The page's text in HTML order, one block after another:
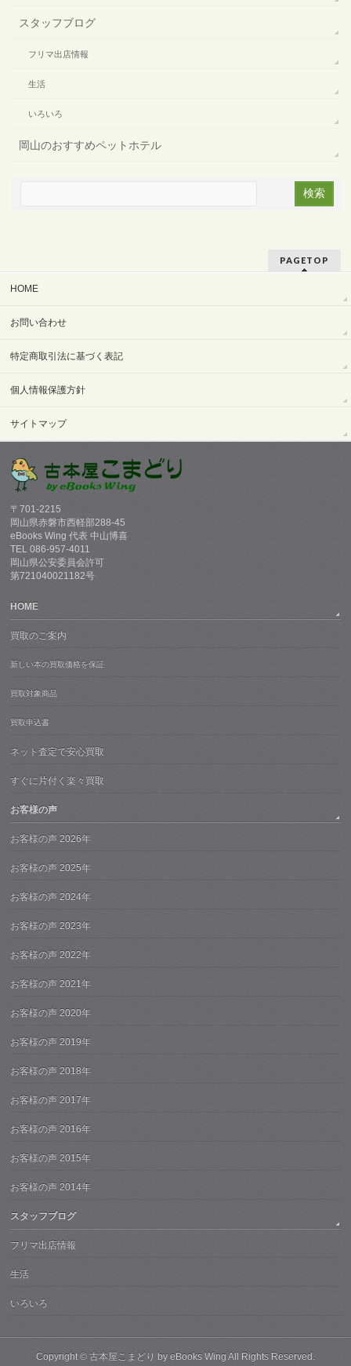
スタッフブログ
フリマ出店情報
生活
いろいろ
岡山のおすすめペットホテル
PAGETOP
HOME
お問い合わせ
特定商取引法に基づく表記
個人情報保護方針
サイトマップ
〒701-2215
岡山県赤磐市西軽部288-45
eBooks Wing 代表 中山博喜
TEL 086-957-4011
岡山県公安委員会許可
第721040021182号
HOME
買取のご案内
新しい本の買取価格を保証
買取対象商品
買取申込書
ネット査定で安心買取
すぐに片付く楽々買取
お客様の声
お客様の声 2026年
お客様の声 2025年
お客様の声 2024年
お客様の声 2023年
お客様の声 2022年
お客様の声 2021年
お客様の声 2020年
お客様の声 2019年
お客様の声 2018年
お客様の声 2017年
お客様の声 2016年
お客様の声 2015年
お客様の声 2014年
スタッフブログ
フリマ出店情報
生活
いろいろ
Copyright © 古本屋こまどり by eBooks Wing All Rights Reserved.